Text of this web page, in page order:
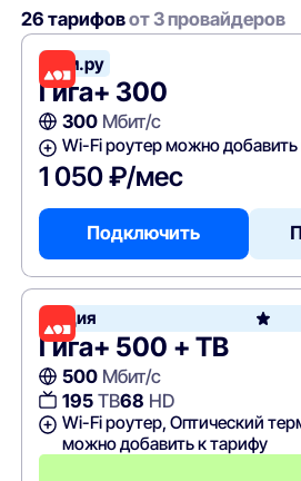
26 тарифовот 3 провайдеров
Дом.ру
Гига+ 300
300Мбит/с
Wi-Fi роутер можно добавить
1 050 ₽/мес
Подключить
Акция
Гига+ 500 + ТВ
500Мбит/с
195ТВ68 HD
Wi-Fi роутер, Оптический
можно добавить к тарифу